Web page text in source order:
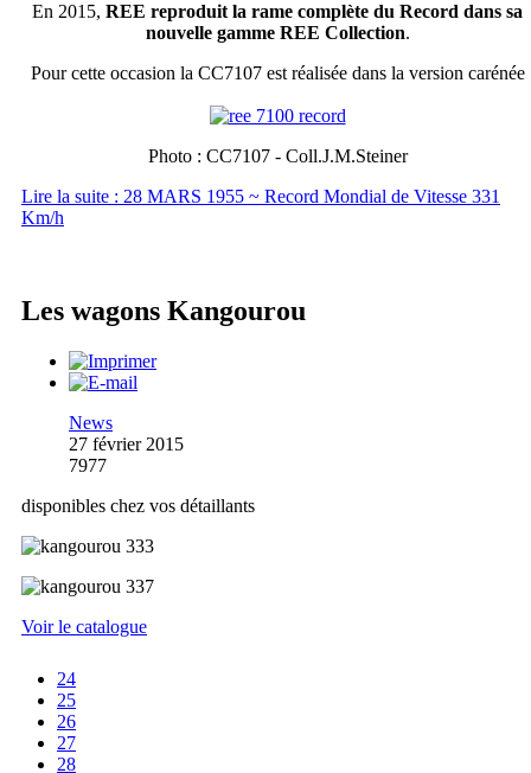
En 2015, REE reproduit la rame complète du Record dans sa
nouvelle gamme REE Collection.
Pour cette occasion la CC7107 est réalisée dans la version carénée
Photo : CC7107 - Coll.J.M.Steiner
Lire la suite : 28 MARS 1955 ~ Record Mondial de Vitesse 331
Km/h
Les wagons Kangourou
News
27 février 2015
7977
disponibles chez vos détaillants
Voir le catalogue
24
25
26
27
28